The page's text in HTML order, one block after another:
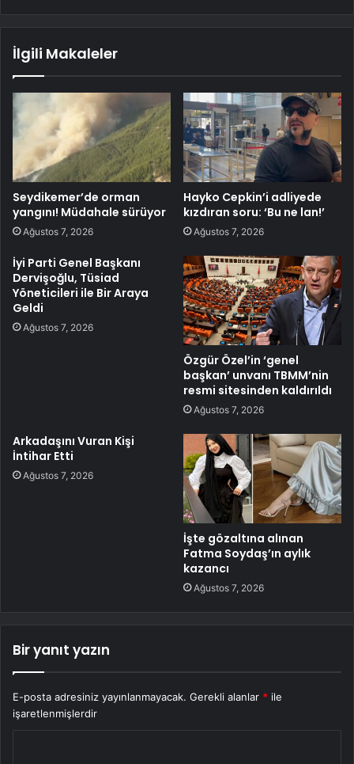
İlgili Makaleler
Seydikemer’de orman
yangını! Müdahale sürüyor
Ağustos 7, 2026
Hayko Cepkin’i adliyede
kızdıran soru: ‘Bu ne lan!’
Ağustos 7, 2026
İyi Parti Genel Başkanı
Dervişoğlu, Tüsiad
Yöneticileri ile Bir Araya
Geldi
Ağustos 7, 2026
Özgür Özel’in ‘genel
başkan’ unvanı TBMM’nin
resmi sitesinden kaldırıldı
Ağustos 7, 2026
Arkadaşını Vuran Kişi
İntihar Etti
Ağustos 7, 2026
İşte gözaltına alınan
Fatma Soydaş’ın aylık
kazancı
Ağustos 7, 2026
Bir yanıt yazın
E-posta adresiniz yayınlanmayacak. Gerekli alanlar * ile
işaretlenmişlerdir